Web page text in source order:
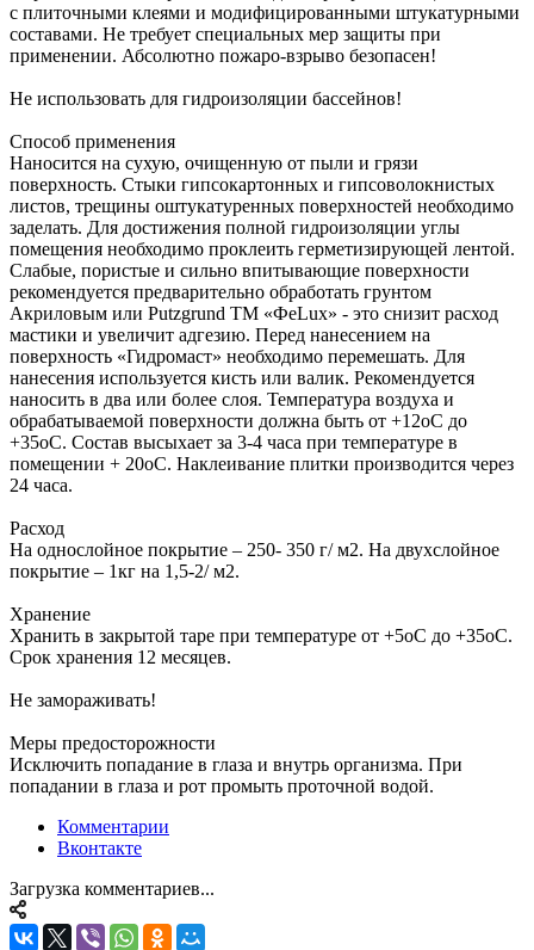
с плиточными клеями и модифицированными штукатурными
составами. Не требует специальных мер защиты при
применении. Абсолютно пожаро-взрыво безопасен!
Не использовать для гидроизоляции бассейнов!
Способ применения
Наносится на сухую, очищенную от пыли и грязи
поверхность. Стыки гипсокартонных и гипсоволокнистых
листов, трещины оштукатуренных поверхностей необходимо
заделать. Для достижения полной гидроизоляции углы
помещения необходимо проклеить герметизирующей лентой.
Слабые, пористые и сильно впитывающие поверхности
рекомендуется предварительно обработать грунтом
Акриловым или Putzgrund ТМ «ФеLux» - это снизит расход
мастики и увеличит адгезию. Перед нанесением на
поверхность «Гидромаст» необходимо перемешать. Для
нанесения используется кисть или валик. Рекомендуется
наносить в два или более слоя. Температура воздуха и
обрабатываемой поверхности должна быть от +12oС до
+35oС. Состав высыхает за 3-4 часа при температуре в
помещении + 20oС. Наклеивание плитки производится через
24 часа.
Расход
На однослойное покрытие – 250- 350 г/ м2. На двухслойное
покрытие – 1кг на 1,5-2/ м2.
Хранение
Хранить в закрытой таре при температуре от +5oС до +35oC.
Срок хранения 12 месяцев.
Не замораживать!
Меры предосторожности
Исключить попадание в глаза и внутрь организма. При
попадании в глаза и рот промыть проточной водой.
Комментарии
Вконтакте
Загрузка комментариев...